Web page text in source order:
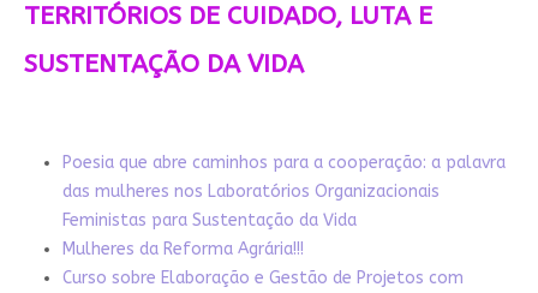
TERRITÓRIOS DE CUIDADO, LUTA E
SUSTENTAÇÃO DA VIDA
Poesia que abre caminhos para a cooperação: a palavra
das mulheres nos Laboratórios Organizacionais
Feministas para Sustentação da Vida
Mulheres da Reforma Agrária!!!
Curso sobre Elaboração e Gestão de Projetos com